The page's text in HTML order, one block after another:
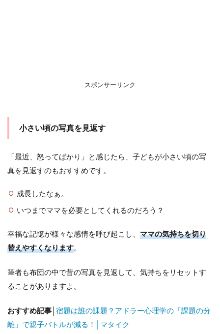
スポンサーリンク
小さい頃の写真を見返す
「最近、怒ってばかり」と感じたら、子どもが小さい頃の写
真を見返すのもおすすめです。
成長したなぁ。
いつまでママを必要としてくれるのだろう？
幸福な記憶が様々な感情を呼び起こし、 ママの気持ちを切り
替えやすくなります。
筆者も布団の中で昔の写真を見返して、気持ちをリセットす
ることがありますよ。
おすすめ記事│ 宿題は誰の課題？アドラー心理学の「課題の分
離」で親子バトルが減る！│マタイク